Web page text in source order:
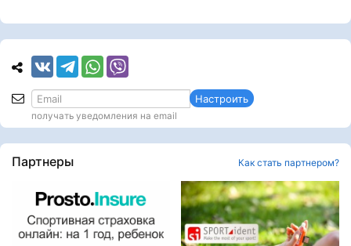
Настроить
получать уведомления на email
Партнеры Как стать партнером?